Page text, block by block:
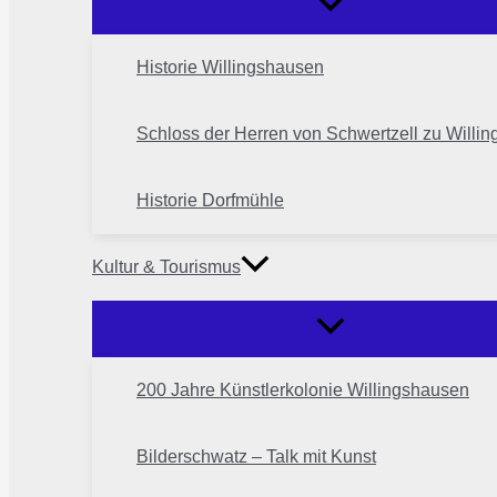
Historie Willingshausen
Schloss der Herren von Schwertzell zu
Historie Dorfmühle
Kultur & Tourismus
200 Jahre Künstlerkolonie Willingshausen
Bilderschwatz – Talk mit Kunst